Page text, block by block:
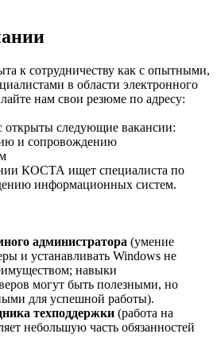
к сотрудничеству как с опытными,
в области электронного
нам свои резюме по адресу:
следующие вакансии:
и сопровождению
КОСТА ищет специалиста по
информационных систем.
администратора (умение
и устанавливать Windows не
навыки
могут быть полезными, но
для успешной работы).
техподдержки (работа на
небольшую часть обязанностей